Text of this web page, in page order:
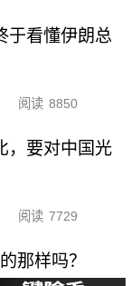
于看懂伊朗总
阅读 8850
，要对中国光
阅读 7729
那样吗？